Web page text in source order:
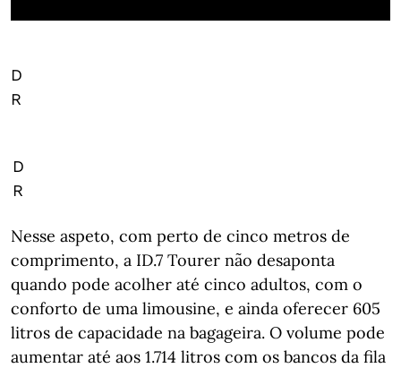
D
R
D
R
Nesse aspeto, com perto de cinco metros de
comprimento, a ID.7 Tourer não desaponta
quando pode acolher até cinco adultos, com o
conforto de uma limousine, e ainda oferecer 605
litros de capacidade na bagageira. O volume pode
aumentar até aos 1.714 litros com os bancos da fila